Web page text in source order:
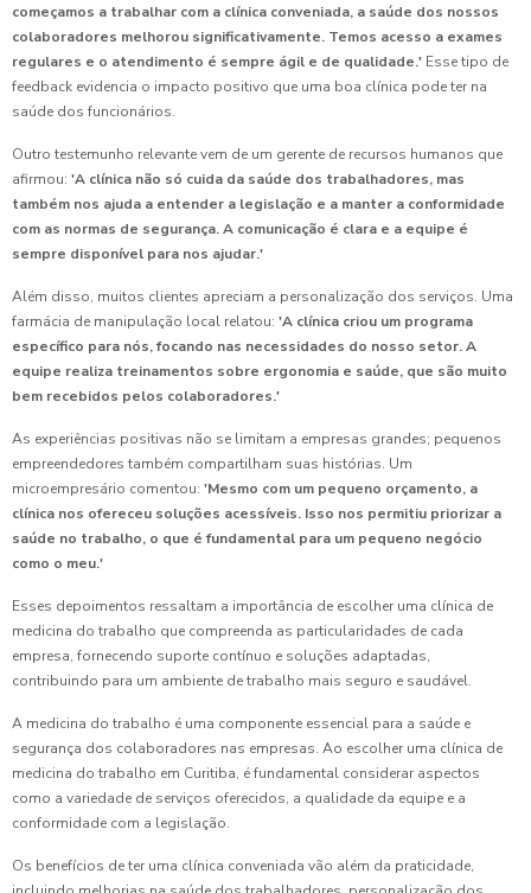
começamos a trabalhar com a clínica conveniada, a saúde dos nossos
colaboradores melhorou significativamente. Temos acesso a exames
regulares e o atendimento é sempre ágil e de qualidade.' Esse tipo de
feedback evidencia o impacto positivo que uma boa clínica pode ter na
saúde dos funcionários.
Outro testemunho relevante vem de um gerente de recursos humanos que
afirmou: 'A clínica não só cuida da saúde dos trabalhadores, mas
também nos ajuda a entender a legislação e a manter a conformidade
com as normas de segurança. A comunicação é clara e a equipe é
sempre disponível para nos ajudar.'
Além disso, muitos clientes apreciam a personalização dos serviços. Uma
farmácia de manipulação local relatou: 'A clínica criou um programa
específico para nós, focando nas necessidades do nosso setor. A
equipe realiza treinamentos sobre ergonomia e saúde, que são muito
bem recebidos pelos colaboradores.'
As experiências positivas não se limitam a empresas grandes; pequenos
empreendedores também compartilham suas histórias. Um
microempresário comentou: 'Mesmo com um pequeno orçamento, a
clínica nos ofereceu soluções acessíveis. Isso nos permitiu priorizar a
saúde no trabalho, o que é fundamental para um pequeno negócio
como o meu.'
Esses depoimentos ressaltam a importância de escolher uma clínica de
medicina do trabalho que compreenda as particularidades de cada
empresa, fornecendo suporte contínuo e soluções adaptadas,
contribuindo para um ambiente de trabalho mais seguro e saudável.
A medicina do trabalho é uma componente essencial para a saúde e
segurança dos colaboradores nas empresas. Ao escolher uma clínica de
medicina do trabalho em Curitiba, é fundamental considerar aspectos
como a variedade de serviços oferecidos, a qualidade da equipe e a
conformidade com a legislação.
Os benefícios de ter uma clínica conveniada vão além da praticidade,